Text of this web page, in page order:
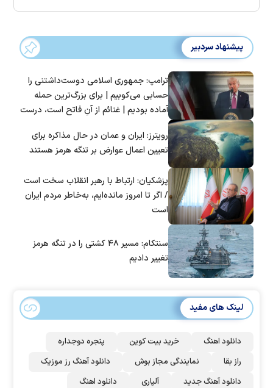
پیشنهاد سردبیر
ترامپ: جمهوری اسلامی دوست‌داشتنی را
حسابی می‌کوبیم | برای بزرگ‌ترین حمله
آماده بودیم | غنائم از آنِ فاتح است، درست
رویترز: ایران و عمان در حال مذاکره برای
تعیین اعمال عوارض بر تنگه هرمز هستند
پزشکیان: ارتباط با رهبر انقلاب سخت است
/ اگر تا امروز مانده‌ایم، به‌خاطر مردم ایران
است
سنتکام: مسیر ۴۸ کشتی را در تنگه هرمز
تغییر دادیم
لینک های مفید
دانلود اهنگ خرید بیت کوین
پنجره دوجداره
راز بقا
نمایندگی مجاز بوش
دانلود آهنگ رز‌ موزیک
دانلود آهنگ جدید
آلپاری دانلود اهنگ